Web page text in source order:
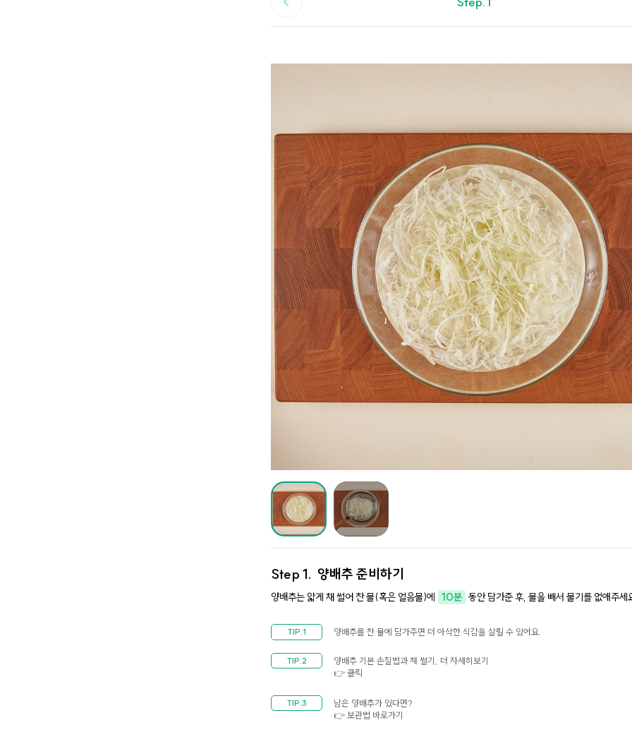
Step 1. 양배추 준비하기
양배추는 얇게 채 썰어 찬 물(혹은 얼음물)에 10분 동안 담가준 후, 물을 빼서 물기를 없애주세
양배추를 찬 물에 담가주면 더 아삭한 식감을 살릴 수 있어요.
양배추 기본 손질법과 채 썰기, 더 자세히보기
👉클릭
남은 양배추가 있다면?
👉보관법 바로가기